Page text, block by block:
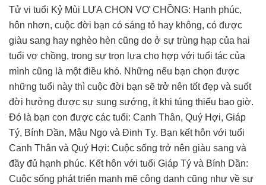
Tử vi tuổi Kỷ Mùi LỰA CHỌN VỢ CHỒNG: Hạnh phúc,
hôn nhơn, cuộc đời bạn có sáng tỏ hay không, có được
giàu sang hay nghèo hèn cũng do ở sự trùng hạp của hai
tuổi vợ chồng, trong sự trọn lựa cho hợp với tuổi tác của
mình cũng là một điều khó. Những nếu bạn chọn được
những tuổi này thì cuộc đời bạn sẽ trở nên tốt đẹp và suốt
đời hưởng được sự sung sướng, ít khi túng thiếu bao giờ.
Đó là bạn con được các tuổi: Canh Thân, Quý Hợi, Giáp
Tý, Bính Dần, Mậu Ngọ và Đinh Tỵ. Bạn kết hôn với tuổi
Canh Thân và Quý Hợi: Cuộc sống trở nên giàu sang và
đầy đủ hạnh phúc. Kết hôn với tuổi Giáp Tý và Bính Dần:
Cuộc sống phát triển mạnh mẽ công danh cũng như về sự